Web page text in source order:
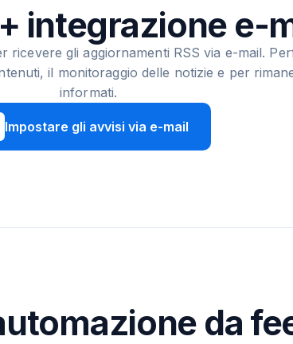
+ integrazione e-
ricevere gli aggiornamenti RSS via e-mail.
il monitoraggio delle notizie e per
informati.
Impostare gli avvisi via e-mail
da